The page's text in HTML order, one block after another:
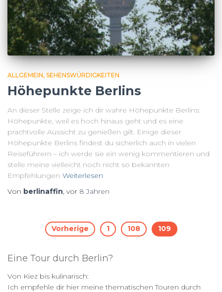
ALLGEMEIN SEHENSWÜRDIGKEITEN
Höhepunkte Berlins
An dieser Stelle zeige ich dir wahre Höhepunkte Berlins:
Höhepunkte, weil es hoch hinaus geht und es eine
prachtvolle Aussicht zu genießen gilt. Einige dieser
Höhepunkte Berlins findest du sicherlich auch in vielen
Reiseführern – ich werde sie ein wenig kommentieren und
stelle meine vielleicht noch nicht so bekannten
Empfehlungen Weiterlesen
Von berlinaffin, vor 8 Jahren
Seitennummerierung
der
Beiträge
Vorherige 1 108 109
Eine Tour durch Berlin?
Von Kiez bis kulinarisch:
Ich empfehle dir hier meine thematischen Touren durch